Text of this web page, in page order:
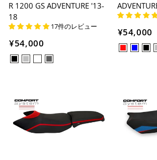
R 1200 GS ADVENTURE '13-
18
17件のレビュー
¥54,000
¥54,000